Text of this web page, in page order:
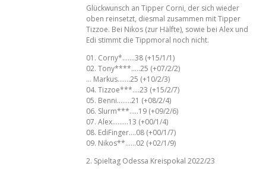
Glückwunsch an Tipper Corni, der sich wieder
oben reinsetzt, diesmal zusammen mit Tipper
Tizzoe. Bei Nikos (zur Hälfte), sowie bei Alex und
Edi stimmt die Tippmoral noch nicht.
01. Corny*…….38 (+15/1/1)
02. Tony****…..25 (+07/2/2)
… Markus…….25 (+10/2/3)
04. Tizzoe***….23 (+15/2/7)
05. Benni……..21 (+08/2/4)
06. Slurm***…..19 (+09/2/6)
07. Alex………13 (+00/1/4)
08. EdiFinger….08 (+00/1/7)
09. Nikos**……02 (+02/1/9)
2. Spieltag Odessa Kreispokal 2022/23